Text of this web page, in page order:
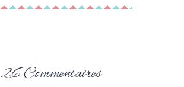
26 Commentaires